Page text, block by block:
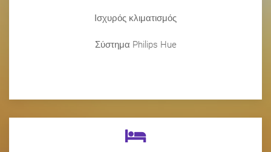
Ισχυρός κλιματισμός
Σύστημα Philips Hue